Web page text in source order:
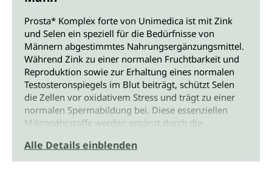
Prosta* Komplex forte von Unimedica ist mit Zink
und Selen ein speziell für die Bedürfnisse von
Männern abgestimmtes Nahrungsergänzungsmittel.
Während Zink zu einer normalen Fruchtbarkeit und
Reproduktion sowie zur Erhaltung eines normalen
Testosteronspiegels im Blut beiträgt, schützt Selen
die Zellen vor oxidativem Stress und trägt zu einer
normalen Spermabildung bei. Diese essenziellen
Mikronährstoffe werden ergänzt durch die
Sägepalmenfrüchten und Brennnesselwurzeln und
durch Vitamin E.
Alle Details einblenden